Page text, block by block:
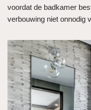
voordat de badkamer
verbouwing niet onnodig